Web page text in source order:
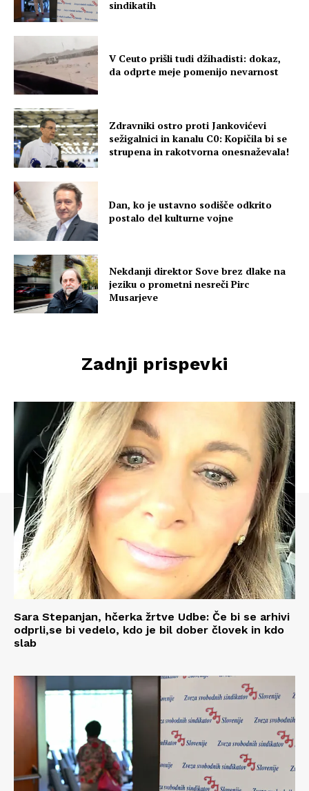
sindikatih
V Ceuto prišli tudi džihadisti: dokaz,
da odprte meje pomenijo nevarnost
Zdravniki ostro proti Jankovićevi
sežigalnici in kanalu C0: Kopičila bi se
strupena in rakotvorna onesnaževala!
Dan, ko je ustavno sodišče odkrito
postalo del kulturne vojne
Nekdanji direktor Sove brez dlake na
jeziku o prometni nesreči Pirc
Musarjeve
Zadnji prispevki
Sara Stepanjan, hčerka žrtve Udbe: Če bi se arhivi
odprli,se bi vedelo, kdo je bil dober človek in kdo
slab